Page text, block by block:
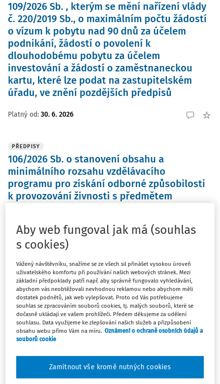
109/2026 Sb. , kterým se mění nařízení vlády
č. 220/2019 Sb., o maximálním počtu žádostí
o vízum k pobytu nad 90 dnů za účelem
podnikání, žádostí o povolení k
dlouhodobému pobytu za účelem
investování a žádostí o zaměstnaneckou
kartu, které lze podat na zastupitelském
úřadu, ve znění pozdějších předpisů
Platný od: 30. 6. 2026
PŘEDPISY
106/2026 Sb. o stanovení obsahu a
minimálního rozsahu vzdělávacího
programu pro získání odborné způsobilosti
k provozování živnosti s předmětem
Platný od:30. 6. 2026
PŘEDPISY
90/2026 Sb. , kterým se mění zákon č.
589/1992 Sb., o pojistném na sociální
zabezpečení a příspěvku na státní politiku
zaměstnanosti, ve znění pozdějších předpisů
PŘEDPISY
Aby web fungoval jak má (souhlas
s cookies)
Vážený návštěvníku, snažíme se ze všech sil přinášet vysokou úroveň
uživatelského komfortu při používání našich webových stránek. Mezi
základní předpoklady patří např. aby správně fungovalo vyhledávání,
abychom vás neobtěžovali nevhodnou reklamou nebo abychom měli
dostatek podnětů, jak web vylepšovat. Proto od Vás potřebujeme
souhlas se zpracováním souborů cookies, tj. malých souborů, které se
dočasně ukládají ve vašem prohlížeči. Předem děkujeme za udělení
souhlasu. Data využijeme ke zlepšování našich služeb a přizpůsobení
obsahu webu přímo Vám na míru. Oznámení o ochraně osobních údajů a
souborů cookie
Zamítnout vše kromě nutných cookies